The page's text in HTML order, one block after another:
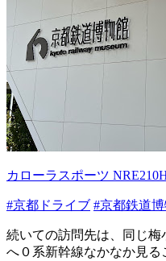
カローラスポーツ
#京都ドライブ #京都鉄道
続いての訪問先は、同じ
へ０系新幹線なかなか見